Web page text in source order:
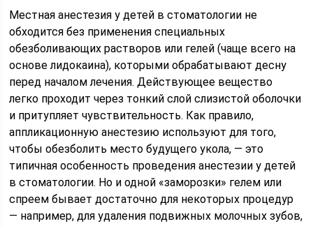
Местная анестезия у детей в стоматологии не
обходится без применения специальных
обезболивающих растворов или гелей (чаще всего на
основе лидокаина), которыми обрабатывают десну
перед началом лечения. Действующее вещество
легко проходит через тонкий слой слизистой оболочки
и притупляет чувствительность. Как правило,
аппликационную анестезию используют для того,
чтобы обезболить место будущего укола, — это
типичная особенность проведения анестезии у детей
в стоматологии. Но и одной «заморозки» гелем или
спреем бывает достаточно для некоторых процедур
— например, для удаления подвижных молочных зубов,